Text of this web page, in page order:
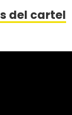
del cartel